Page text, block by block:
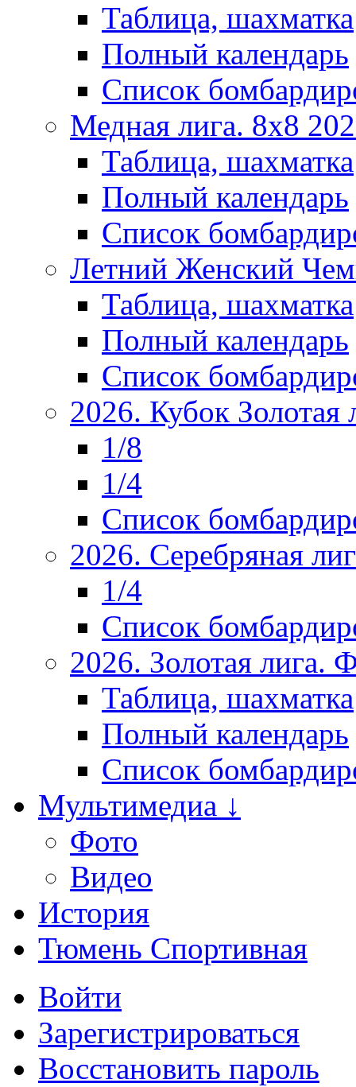
Таблица, шахматка
Полный календарь
Список
Медная лига. 8x8
Таблица, шахматка
Полный календарь
Список
Летний Женский
Таблица, шахматка
Полный календарь
Список
2026. Кубок Золотая
1/8
1/4
Список
2026. Серебряная
1/4
Список
2026. Золотая
Таблица, шахматка
Полный календарь
Список
Мультимедиа ↓
Фото
Видео
История
Тюмень Спортивная
Войти
Зарегистрироваться
Восстановить пароль